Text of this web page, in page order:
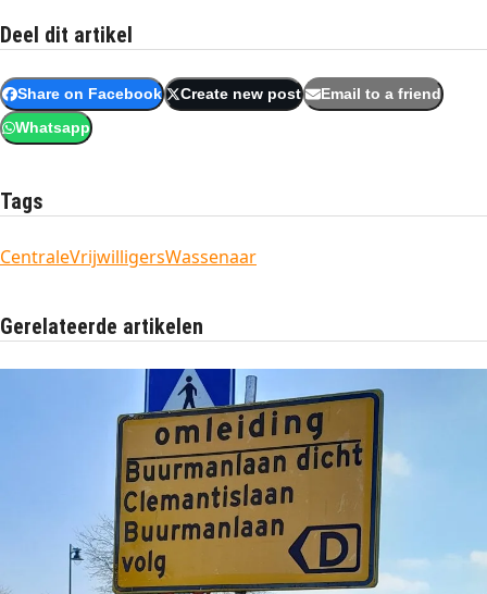
Deel dit artikel
Share on Facebook Create new post Email to a friend
Whatsapp
Tags
CentraleVrijwilligersWassenaar
Gerelateerde artikelen